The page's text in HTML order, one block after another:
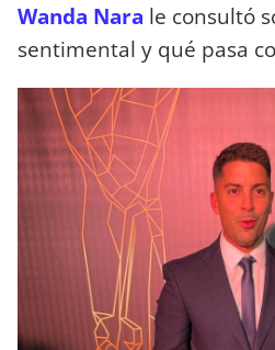
Wanda Nara le consultó
sentimental y qué pasa